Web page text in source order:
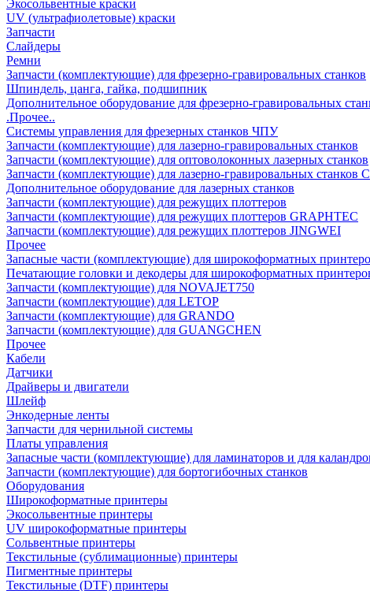
Экосольвентные краски
UV (ультрафиолетовые) краски
Запчасти
Слайдеры
Ремни
Запчасти (комплектующие) для фрезерно-гравировальных станков
Шпиндель, цанга, гайка, подшипник
Дополнительное оборудование для фрезерно-гравировальных
.Прочее..
Системы управления для фрезерных станков ЧПУ
Запчасти (комплектующие) для лазерно-гравировальных станков
Запчасти (комплектующие) для оптоволоконных лазерных станков
Запчасти (комплектующие) для лазерно-гравировальных станков
Дополнительное оборудование для лазерных станков
Запчасти (комплектующие) для режущих плоттеров
Запчасти (комплектующие) для режущих плоттеров GRAPHTEC
Запчасти (комплектующие) для режущих плоттеров JINGWEI
Прочее
Запасные части (комплектующие) для широкоформатных
Печатающие головки и декодеры для широкоформатных
Запчасти (комплектующие) для NOVAJET750
Запчасти (комплектующие) для LETOP
Запчасти (комплектующие) для GRANDO
Запчасти (комплектующие) для GUANGCHEN
Прочее
Кабели
Датчики
Драйверы и двигатели
Шлейф
Энкодерные ленты
Запчасти для чернильной системы
Платы управления
Запасные части (комплектующие) для ламинаторов и для
Запчасти (комплектующие) для бортогибочных станков
Оборудования
Широкоформатные принтеры
Экосольвентные принтеры
UV широкоформатные принтеры
Сольвентные принтеры
Текстильные (сублимационные) принтеры
Пигментные принтеры
Текстильные (DTF) принтеры